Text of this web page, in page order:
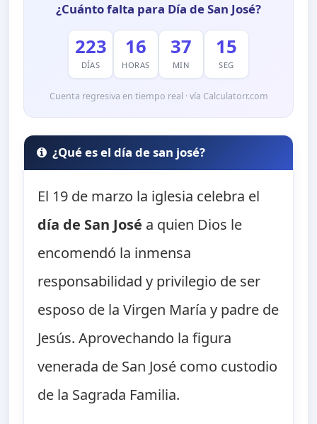
¿Cuánto falta para Día de San José?
223
DÍAS
16
HORAS
37
MIN
14
SEG
Cuenta regresiva en tiempo real · vía Calculatorr.com
¿Qué es el día de san josé?
El 19 de marzo la iglesia celebra el
día de San José a quien Dios le
encomendó la inmensa
responsabilidad y privilegio de ser
esposo de la Virgen María y padre de
Jesús. Aprovechando la figura
venerada de San José como custodio
de la Sagrada Familia.